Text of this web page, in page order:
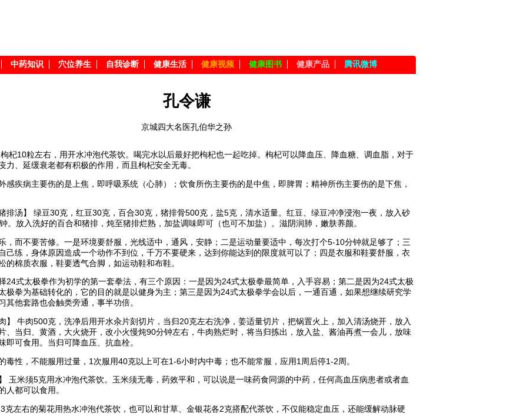
中药知识 穴位养生 自我诊断 健康生活 健康视频 健康图书 健康产品 腾讯微博
孔令谦
京城四大名医孔伯华之孙
枸杞10粒左右，用开水冲泡代茶饮。喝完水以后最好把枸杞也一起吃掉。枸杞可以降血压、降血糖、调血脂，对于
力、延缓衰老都有积极的作用，而且枸杞安全无毒。
感疾病主要伤的是上焦，即呼吸系统（心肺）；饮食所伤主要伤的是中焦，即脾胃；精神所伤主要伤的是下焦，
猪排汤】 绿豆30克，红豆30克，百合30克，猪排骨500克，盐5克，清水适量。红豆、绿豆冲净浸泡一夜，放入砂
。放入洗好的百合和猪排，炖至猪排烂熟，加盐调味即可（也可不加盐）。滋阴润肺，嫩肤养颜。
，而不要苦修。一是环境要舒服，光线适中，通风，安静；二是运动量要适中，每次打个5-10分钟就足够了；三
己练，身体原因造成一个动作不到位，千万不要硬来，达到你能达到的限度就可以了；四是衣服和鞋要舒服，衣
的棉质衣服，鞋要透气合脚，如运动鞋和布鞋。
24式太极拳作为初学的第一套拳法，有三个原因：一是因为24式太极拳最简单，入手容易；第二是因为24式太极
极拳为基础转化的，它的目的就是以健身为主；第三是因为24式太极拳学会以后，一通百通，如果想继续研究学
其他套路也会触类旁通，事半功倍。
肉】 牛肉500克，洗净后用开水汆片刻切片，当归20克左右洗净，姜适量切片，把锅置火上，加入清汤烧开，放入
、当归、黄酒，大火烧开，改小火慢炖90分钟左右，牛肉熟烂时，将当归拣出，放入盐、酱油再煮一会儿，放味
即可食用。当归可降血压、抗血栓。
毒性，不能服用过量，1次服用40克以上可在1-6小时内中毒；也不能常服，应用1周后停1-2周。
玉米须5克用水冲泡代茶饮。玉米须无毒，药效平和，可以说是一味药食同源的中药，任何高血压病患者或者血
人都可以食用。
3克左右的菊花用热水冲泡代茶饮，也可以和甘草、金银花各2克搭配代茶饮，不仅能稳定血压，还能缓解动脉硬